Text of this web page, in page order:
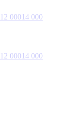
12 00014 000
12 00014 000